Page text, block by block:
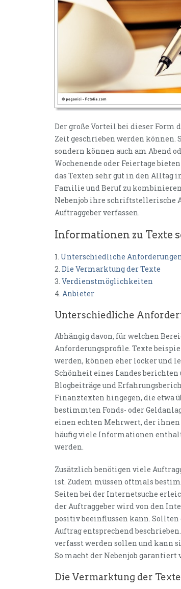
Der große Vorteil bei dieser Form
Zeit geschrieben werden können.
sondern können auch am Abend
Wochenende oder Feiertage
das Texten sehr gut in den
Familie und Beruf zu
Nebenjob ihre schriftstellerische
Auftraggeber verfassen.
Informationen zu Texte
1. Unterschiedliche
2. Die Vermarktung der Texte
3. Verdienstmöglichkeiten
4. Anbieter
Unterschiedliche
Abhängig davon, für welchen
Anforderungsprofile. Texte
werden, können eher locker und
Schönheit eines Landes
Blogbeiträge und
Finanztexten hingegen, die etwa
bestimmten Fonds- oder
einen echten Mehrwert, der
häufig viele Informationen
werden.
Zusätzlich benötigen viele
ist. Zudem müssen oftmals
Seiten bei der Internetsuche
der Auftraggeber wird von den
positiv beeinflussen kann.
Auftrag entsprechend
verfasst werden sollen und kann
So macht der Nebenjob garantiert
Die Vermarktung der Texte